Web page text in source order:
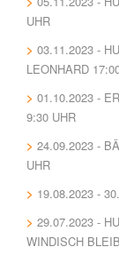
UHR
03.11.2023 -
LEONHARD
01.10.2023 -
9:30 UHR
24.09.2023 -
UHR
19.08.2023 -
29.07.2023 -
WINDISCH